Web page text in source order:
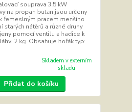
souprava 3,5 kW
na propan butan jsou určeny
řemeslným pracem menšího
starých nátěrů a různé druhy
pomocí ventilu a hadice k
2 kg. Obsahuje hořák typ:
Skladem v externím
skladu
Přidat do košíku